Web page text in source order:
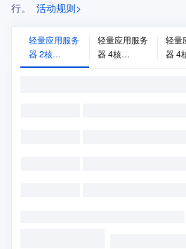
行。
活动规则>
轻量应用服务
器 2核
2G20M
轻量应用服务
器 4核
轻量
器 4